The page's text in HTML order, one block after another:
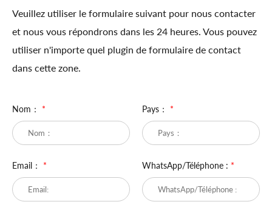
Veuillez utiliser le formulaire suivant pour nous contacter
et nous vous répondrons dans les 24 heures. Vous pouvez
utiliser n'importe quel plugin de formulaire de contact
dans cette zone.
Nom： * Pays： *
Email： * WhatsApp/Téléphone : *